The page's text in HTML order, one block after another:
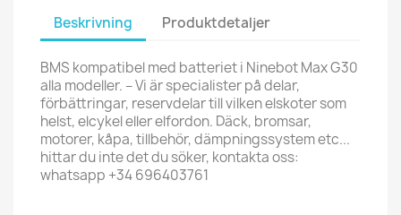
Beskrivning Produktdetaljer
BMS kompatibel med batteriet i Ninebot Max G30
alla modeller. – Vi är specialister på delar,
förbättringar, reservdelar till vilken elskoter som
helst, elcykel eller elfordon. Däck, bromsar,
motorer, kåpa, tillbehör, dämpningssystem etc...
hittar du inte det du söker, kontakta oss:
whatsapp +34 696403761